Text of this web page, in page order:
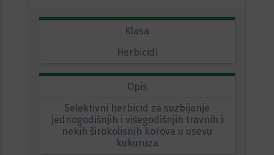
Klasa
Herbicidi
Opis
Selektivni herbicid za suzbijanje
jednogodišnjih i višegodišnjih travnih i
nekih širokolisnih korova u usevu
kukuruza